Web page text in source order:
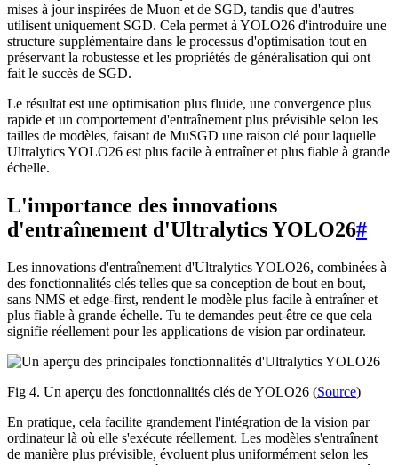
mises à jour inspirées de Muon et de SGD, tandis que d'autres
utilisent uniquement SGD. Cela permet à YOLO26 d'introduire une
structure supplémentaire dans le processus d'optimisation tout en
préservant la robustesse et les propriétés de généralisation qui ont
fait le succès de SGD.
Le résultat est une optimisation plus fluide, une convergence plus
rapide et un comportement d'entraînement plus prévisible selon les
tailles de modèles, faisant de MuSGD une raison clé pour laquelle
Ultralytics YOLO26 est plus facile à entraîner et plus fiable à grande
échelle.
L'importance des innovations
d'entraînement d'Ultralytics YOLO26#
Les innovations d'entraînement d'Ultralytics YOLO26, combinées à
des fonctionnalités clés telles que sa conception de bout en bout,
sans NMS et edge-first, rendent le modèle plus facile à entraîner et
plus fiable à grande échelle. Tu te demandes peut-être ce que cela
signifie réellement pour les applications de vision par ordinateur.
Fig 4. Un aperçu des fonctionnalités clés de YOLO26 (Source)
En pratique, cela facilite grandement l'intégration de la vision par
ordinateur là où elle s'exécute réellement. Les modèles s'entraînent
de manière plus prévisible, évoluent plus uniformément selon les